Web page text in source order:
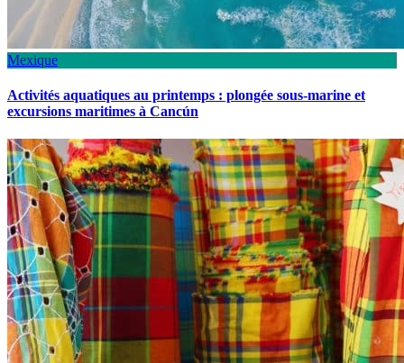
Mexique
Activités aquatiques au printemps : plongée sous-marine et
excursions maritimes à Cancún